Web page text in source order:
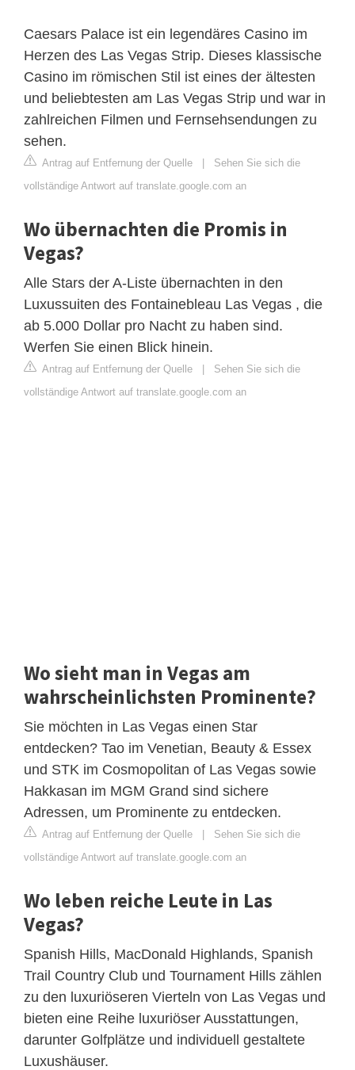
Caesars Palace ist ein legendäres Casino im
Herzen des Las Vegas Strip. Dieses klassische
Casino im römischen Stil ist eines der ältesten
und beliebtesten am Las Vegas Strip und war in
zahlreichen Filmen und Fernsehsendungen zu
sehen.
Antrag auf Entfernung der Quelle | Sehen Sie sich die
vollständige Antwort auf translate.google.com an
Wo übernachten die Promis in
Vegas?
Alle Stars der A-Liste übernachten in den
Luxussuiten des Fontainebleau Las Vegas , die
ab 5.000 Dollar pro Nacht zu haben sind.
Werfen Sie einen Blick hinein.
Antrag auf Entfernung der Quelle | Sehen Sie sich die
vollständige Antwort auf translate.google.com an
Wo sieht man in Vegas am
wahrscheinlichsten Prominente?
Sie möchten in Las Vegas einen Star
entdecken? Tao im Venetian, Beauty & Essex
und STK im Cosmopolitan of Las Vegas sowie
Hakkasan im MGM Grand sind sichere
Adressen, um Prominente zu entdecken.
Antrag auf Entfernung der Quelle | Sehen Sie sich die
vollständige Antwort auf translate.google.com an
Wo leben reiche Leute in Las
Vegas?
Spanish Hills, MacDonald Highlands, Spanish
Trail Country Club und Tournament Hills zählen
zu den luxuriöseren Vierteln von Las Vegas und
bieten eine Reihe luxuriöser Ausstattungen,
darunter Golfplätze und individuell gestaltete
Luxushäuser.